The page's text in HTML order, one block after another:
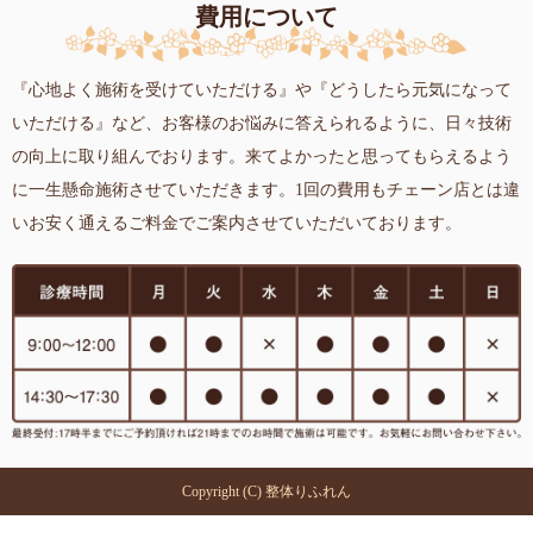
費用について
『心地よく施術を受けていただける』や『どうしたら元気になって
いただける』など、お客様のお悩みに答えられるように、日々技術
の向上に取り組んでおります。来てよかったと思ってもらえるよう
に一生懸命施術させていただきます。1回の費用もチェーン店とは違
いお安く通えるご料金でご案内させていただいております。
Copyright (C) 整体りふれん